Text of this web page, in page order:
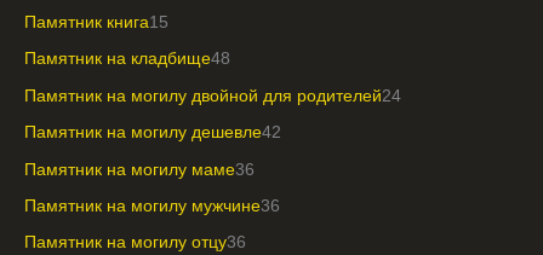
Памятник книга15
Памятник на кладбище48
Памятник на могилу двойной для родителей24
Памятник на могилу дешевле42
Памятник на могилу маме36
Памятник на могилу мужчине36
Памятник на могилу отцу36